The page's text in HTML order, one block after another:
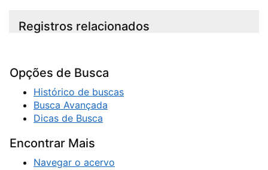
Registros relacionados
Opções de Busca
Histórico de buscas
Busca Avançada
Dicas de Busca
Encontrar Mais
Navegar o acervo